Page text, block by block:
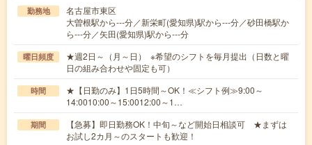
勤務地
名古屋市東区
大曽根駅から---分／新栄町(愛知県)駅から---分／砂田橋駅か
ら---分／矢田(愛知県)駅から---分
曜日頻度
★週2日～（月～日） ※希望のシフトを毎月提出（日数と曜
日の組み合わせや固定も可）
時間
★【日勤のみ】1日5時間～OK！≪シフト例≫9:00～
14:0010:00～15:0012:00～1…
期間
【急募】即日勤務OK！中旬～など開始日相談可 ★まずは
お試し2カ月～のスタートも歓迎！